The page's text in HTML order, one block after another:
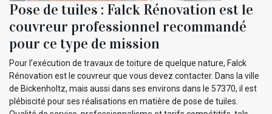
Pose de tuiles : Falck Rénovation est le
couvreur professionnel recommandé
pour ce type de mission
Pour l’exécution de travaux de toiture de quelque nature, Falck
Rénovation est le couvreur que vous devez contacter. Dans la ville
de Bickenholtz, mais aussi dans ses environs dans le 57370, il est
plébiscité pour ses réalisations en matière de pose de tuiles.